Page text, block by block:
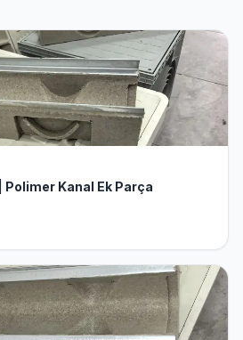
Polimer Kanal Ek Parça